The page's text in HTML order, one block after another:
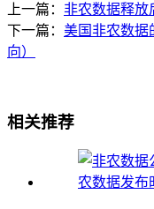
上一篇： 非农数据释放
下一篇： 美国非农数据
向）
相关推荐